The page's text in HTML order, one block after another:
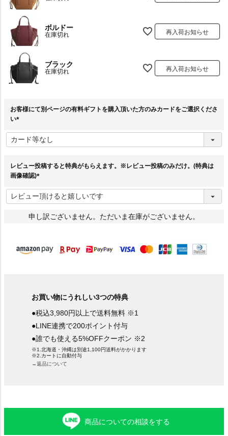
ボルドー
在庫切れ 再入荷お知らせ
ブラック
在庫切れ 再入荷お知らせ
お客様にて別ページの有料ギフトを購入頂いた方のみカードをご選択くださ
い
必
須
レビュー投稿すると特典がもらえます。※レビュー投稿のみだけ。(特典は
画像確認)
必
須
)
申し訳ございません。ただいま在庫がございません。
お買い物にうれしい3つの特典
●税込3,980円以上で送料無料 ※1
●LINE連携で200ポイント付与
●誰でも使える5%OFFクーポン ※2
※1.北海道・沖縄は別途1,100円送料がかかります
※2.カートに自動付与
→返品について
商品についての相談をする